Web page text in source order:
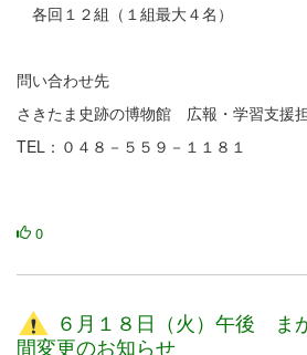
各回１２組（１組最大４名）
問い合わせ先
さきたま史跡の博物館 広報・学習支援
TEL：０４８－５５９－１１８１
0
６月１８日（火）午後
間変更のお知らせ